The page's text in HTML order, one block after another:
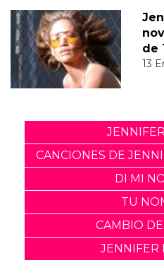
de
13
CANCIONES DE
DI MI
TU
CAMBIO
JENNIFER